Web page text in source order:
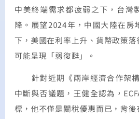
中美終端需求都疲弱之下，台灣
降。展望2024年，中國大陸在房
下，美國在利率上升、貨幣政策
可能呈現「弱復甦」。
針對近期《兩岸經濟合作架構
中斷與否議題，王健全認為，
標，他不僅是關稅優惠而已，背